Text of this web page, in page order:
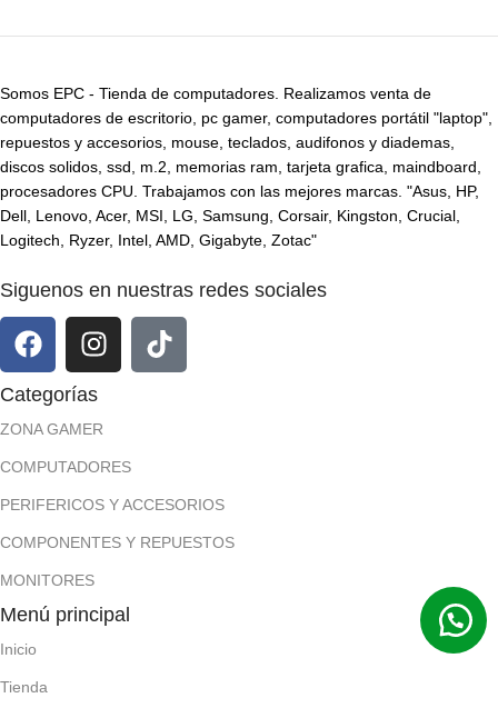
Somos EPC - Tienda de computadores. Realizamos venta de
computadores de escritorio, pc gamer, computadores portátil "laptop",
repuestos y accesorios, mouse, teclados, audifonos y diademas,
discos solidos, ssd, m.2, memorias ram, tarjeta grafica, maindboard,
procesadores CPU. Trabajamos con las mejores marcas. "Asus, HP,
Dell, Lenovo, Acer, MSI, LG, Samsung, Corsair, Kingston, Crucial,
Logitech, Ryzer, Intel, AMD, Gigabyte, Zotac"
Siguenos en nuestras redes sociales
Categorías
ZONA GAMER
COMPUTADORES
PERIFERICOS Y ACCESORIOS
COMPONENTES Y REPUESTOS
MONITORES
Menú principal
Inicio
Tienda